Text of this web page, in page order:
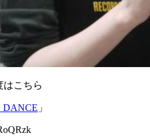
はこちら
DANCE 」